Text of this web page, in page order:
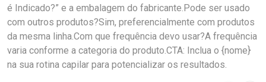
é Indicado?” e a embalagem do fabricante.Pode ser usado
com outros produtos?Sim, preferencialmente com produtos
da mesma linha.Com que frequência devo usar?A frequência
varia conforme a categoria do produto.CTA: Inclua o {nome}
na sua rotina capilar para potencializar os resultados.